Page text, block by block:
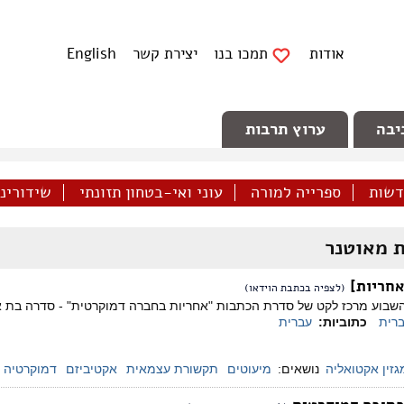
אודות תמכו בנו יצירת קשר English
ערוץ תרבות
ספרייה למורה עוני ואי-בטחון תזונתי
מאוטנר
(לצפיה בכתבת הוידאו)
מרכז לקט של סדרת הכתבות "אחריות בחברה דמוקרטית" - סדרה בת
כתוביות: עברית
אקטואליה נושאים: מיעוטים תקשורת עצמאית אקטיביזם דמוקרטיה